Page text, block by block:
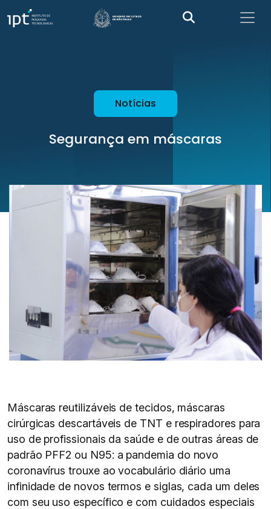
Notícias
Segurança em máscaras
Máscaras reutilizáveis de tecidos, máscaras
cirúrgicas descartáveis de TNT e respiradores para
uso de profissionais da saúde e de outras áreas de
padrão PFF2 ou N95: a pandemia do novo
coronavírus trouxe ao vocabulário diário uma
infinidade de novos termos e siglas, cada um deles
com seu uso específico e com cuidados especiais